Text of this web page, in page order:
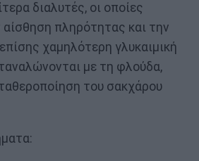
διαλυτές, οι οποίες
πληρότητας και την
χαμηλότερη γλυκαιμική
με τη φλούδα,
του σακχάρου